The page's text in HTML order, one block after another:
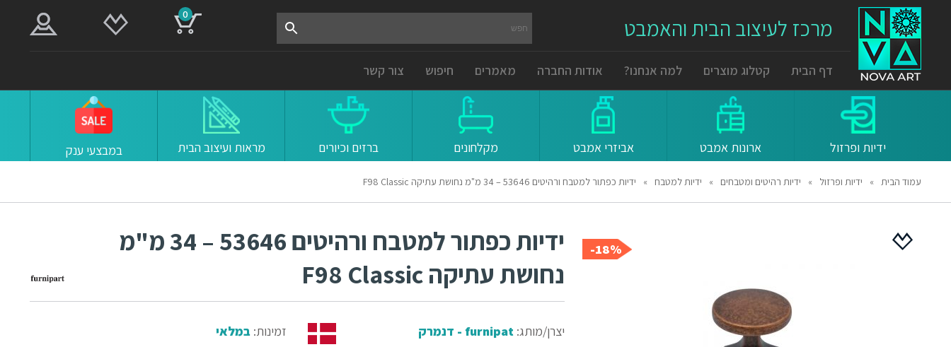
מרכז לעיצוב הבית והאמבט 0
דף הבית קטלוג מוצרים למה אנחנו? אודות החברה מאמרים חיפוש צור קשר
ידיות ופרזול ארונות אמבט אביזרי אמבט מקלחונים ברזים וכיורים מראות ועיצוב הבית במבצעי ענק
עמוד הבית » ידיות ופרזול » ידיות רהיטים ומטבחים » ידיות למטבח » ידיות כפתור למטבח ורהיטים 53646 – 34 מ"מ נחושת עתיקה F98 Classic
18%-
ידיות כפתור למטבח ורהיטים 53646 – 34 מ"מ
נחושת עתיקה F98 Classic
יצרן/מותג: furnipat - דנמרק
זמינות:במלאי